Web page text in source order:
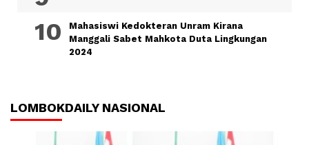
Mahasiswi Kedokteran Unram Kirana
Manggali Sabet Mahkota Duta Lingkungan
2024
LOMBOKDAILY NASIONAL